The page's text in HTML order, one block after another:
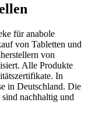
für anabole
von Tabletten und
von
Alle Produkte
In
in Deutschland. Die
nachhaltig und